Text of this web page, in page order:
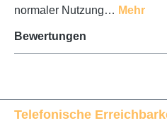
normaler Nutzung… Mehr
Bewertungen
Telefonische